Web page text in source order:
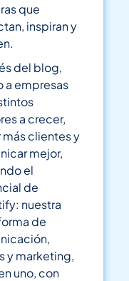
que
inspiran y
del blog,
a empresas
a crecer,
más clientes y
mejor,
el
de
nuestra
de
y marketing,
uno, con